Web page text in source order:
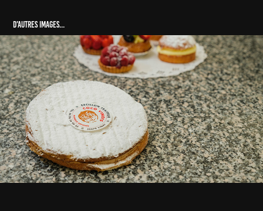
D'autres images...
Cecillon - Labos
2023